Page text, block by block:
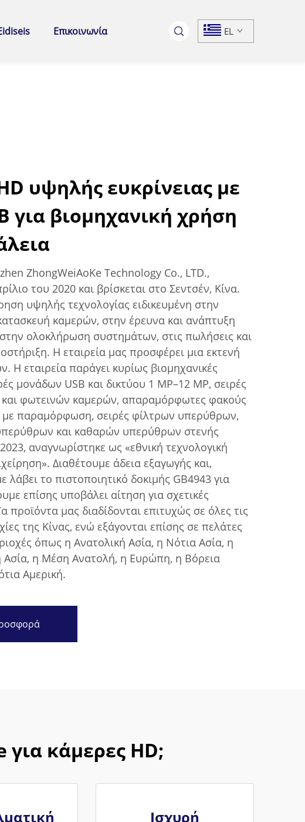
Επικοινωνία EL
υψηλής ευκρίνειας με
για βιομηχανική χρήση
ZhongWeiAoKe Technology Co., LTD.,
του 2020 και βρίσκεται στο Σεντσέν, Κίνα.
υψηλής τεχνολογίας ειδικευμένη στην
καμερών, στην έρευνα και ανάπτυξη
ολοκλήρωση συστημάτων, στις πωλήσεις και
Η εταιρεία μας προσφέρει μια εκτενή
Η εταιρεία παράγει κυρίως βιομηχανικές
μονάδων USB και δικτύου 1 MP–12 MP, σειρές
και φωτεινών καμερών, απαραμόρφωτες φακούς
με παραμόρφωση, σειρές φίλτρων υπερύθρων,
και καθαρών υπερύθρων στενής
αναγνωρίστηκε ως «εθνική τεχνολογική
Διαθέτουμε άδεια εξαγωγής και,
λάβει το πιστοποιητικό δοκιμής GB4943 για
επίσης υποβάλει αίτηση για σχετικές
προϊόντα μας διαδίδονται επιτυχώς σε όλες τις
της Κίνας, ενώ εξάγονται επίσης σε πελάτες
όπως η Ανατολική Ασία, η Νότια Ασία, η
Ασία, η Μέση Ανατολή, η Ευρώπη, η Βόρεια
Αμερική.
για κάμερες HD;
Ισχυρή